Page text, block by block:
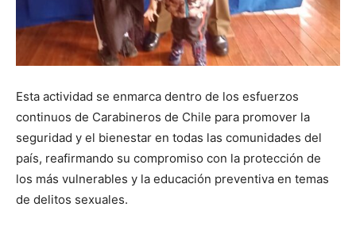
Esta actividad se enmarca dentro de los esfuerzos
continuos de Carabineros de Chile para promover la
seguridad y el bienestar en todas las comunidades del
país, reafirmando su compromiso con la protección de
los más vulnerables y la educación preventiva en temas
de delitos sexuales.